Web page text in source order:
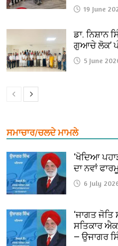
19 June
ਡਾ. ਨਿਸ਼ਾਨ
ਗੁਆਚੇ ਲੋਕ’
5 June
ਸਮਾਚਾਰ/ਚਲਦੇ ਮਾਮਲੇ
‘ਖੋਦਿਆ
ਦਾ ਨਵਾਂ
6 July
‘ਜਾਗਤ ਜੋਤਿ
ਸਤਿਕਾਰ
— ਉਜਾਗਰ